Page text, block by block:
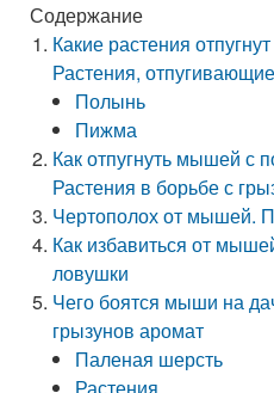
Содержание
Какие растения
Растения,
Полынь
Пижма
Как отпугнуть мышей с
Растения в борьбе с
Чертополох от мышей.
Как избавиться от
ловушки
Чего боятся мыши на
грызунов аромат
Паленая шерсть